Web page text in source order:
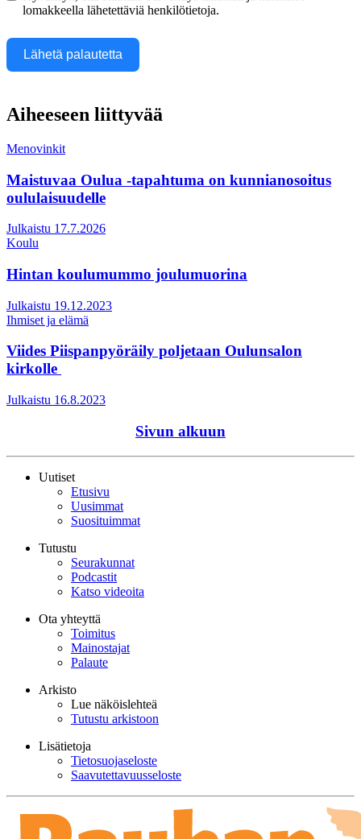
lomakkeella lähetettäviä henkilötietoja.
Lähetä palautetta
Aiheeseen liittyvää
Menovinkit
Maistuvaa Oulua -tapahtuma on kunnianosoitus
oululaisuudelle
Julkaistu 17.7.2026
Koulu
Hintan koulumummo joulumuorina
Julkaistu 19.12.2023
Ihmiset ja elämä
Viides Piispanpyöräily poljetaan Oulunsalon
kirkolle
Julkaistu 16.8.2023
Sivun alkuun
Uutiset
Etusivu
Uusimmat
Suosituimmat
Tutustu
Seurakunnat
Podcastit
Katso videoita
Ota yhteyttä
Toimitus
Mainostajat
Palaute
Arkisto
Lue näköislehteä
Tutustu arkistoon
Lisätietoja
Tietosuojaseloste
Saavutettavuusseloste